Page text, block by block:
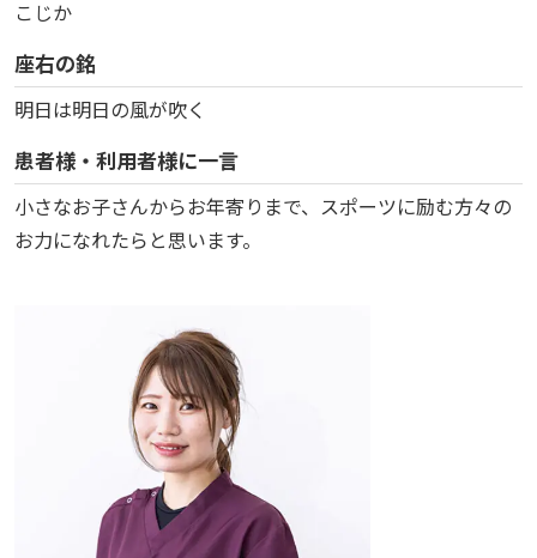
こじか
座右の銘
明日は明日の風が吹く
患者様・利用者様に一言
小さなお子さんからお年寄りまで、スポーツに励む方々の
お力になれたらと思います。